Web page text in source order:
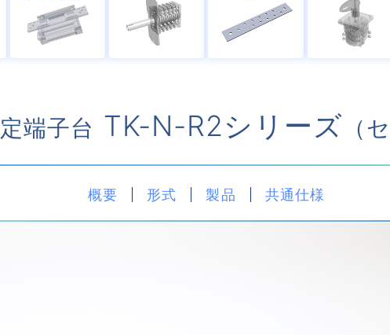
端子台 TK-N-R2シリーズ （
概要 形式 製品 共通仕様